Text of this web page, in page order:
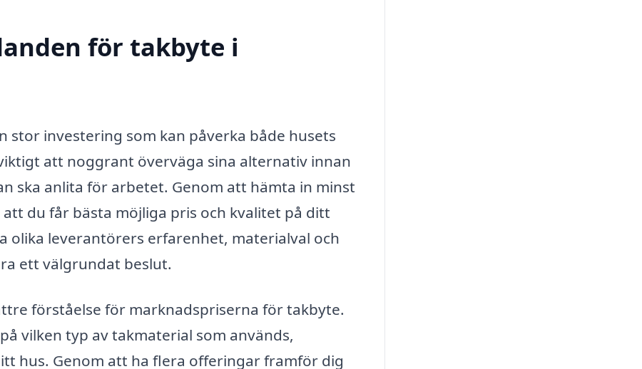
för takbyte i
investering som kan påverka både husets
att noggrant överväga sina alternativ innan
ska anlita för arbetet. Genom att hämta in minst
du får bästa möjliga pris och kvalitet på ditt
olika leverantörers erfarenhet, materialval och
ett välgrundat beslut.
förståelse för marknadspriserna för takbyte.
vilken typ av takmaterial som används,
hus. Genom att ha flera offeringar framför dig